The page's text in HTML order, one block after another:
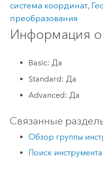
система координат,
преобразования
Информация о
Basic: Да
Standard: Да
Advanced: Да
Связанные
Обзор группы
Поиск